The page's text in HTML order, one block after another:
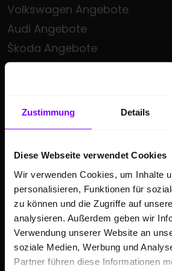
Zustimmung Details
Diese Webseite verwendet Cookies
Wir verwenden Cookies, um Inhalte
personalisieren, Funktionen für
zu können und die Zugriffe auf
analysieren. Außerdem geben wir
Verwendung unserer Website an
soziale Medien, Werbung und
Partner führen diese Informationen
Volkswagen Angebote
Audi Angebote
Škoda Angebote
Seat Angebote
Volkswagen Nutzfahrzeuge
Hülpert kauft Ihr Auto
Gebrauchtwagen
Saisonale Sonderangebote
Kleinwagen
SUV